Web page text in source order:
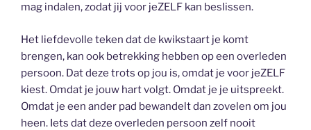
mag indalen, zodat jij voor jeZELF kan beslissen.
Het liefdevolle teken dat de kwikstaart je komt
brengen, kan ook betrekking hebben op een overleden
persoon. Dat deze trots op jou is, omdat je voor jeZELF
kiest. Omdat je jouw hart volgt. Omdat je je uitspreekt.
Omdat je een ander pad bewandelt dan zovelen om jou
heen. Iets dat deze overleden persoon zelf nooit